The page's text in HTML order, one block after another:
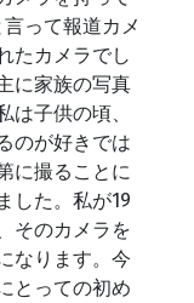
って報道カメ
たカメラでし
に家族の写真
は子供の頃、
のが好きでは
に撮ることに
した。私が19
そのカメラを
なります。今
とっての初め